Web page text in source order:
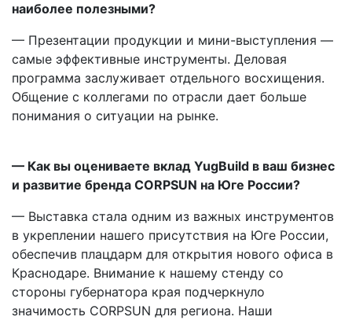
наиболее полезными?
— Презентации продукции и мини-выступления —
самые эффективные инструменты. Деловая
программа заслуживает отдельного восхищения.
Общение с коллегами по отрасли дает больше
понимания о ситуации на рынке.
— Как вы оцениваете вклад YugBuild в ваш бизнес
и развитие бренда CORPSUN на Юге России?
— Выставка стала одним из важных инструментов
в укреплении нашего присутствия на Юге России,
обеспечив плацдарм для открытия нового офиса в
Краснодаре. Внимание к нашему стенду со
стороны губернатора края подчеркнуло
значимость CORPSUN для региона. Наши